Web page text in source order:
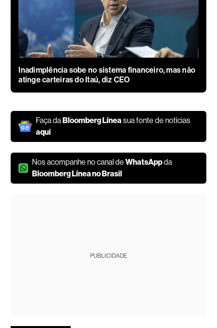
Inadimplência sobe no sistema financeiro, mas não
atinge carteiras do Itaú, diz CEO
Faça daBloomberg Línea sua fonte de notícias
aqui
Nos acompanhe no canal deWhatsAppda
Bloomberg Línea no Brasil
PUBLICIDADE